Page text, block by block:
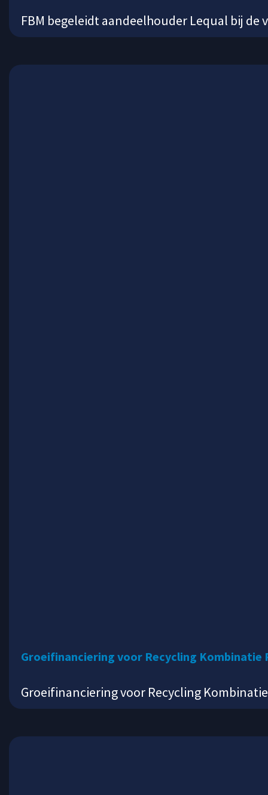
FBM begeleidt aandeelhouder Lequal bij de
Groeifinanciering voor Recycling Kombinatie
Groeifinanciering voor Recycling